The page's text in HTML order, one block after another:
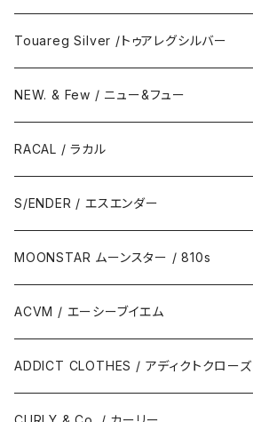
Touareg Silver /トゥアレグシルバー
NEW. & Few / ニュー&フュー
RACAL / ラカル
S/ENDER / エスエンダー
MOONSTAR ムーンスター / 810s
MOONSTAR / ムーンスター
810s / エイトテンス
ACVM / エーシーブイエム
ADDICT CLOTHES / アディクトクローズ